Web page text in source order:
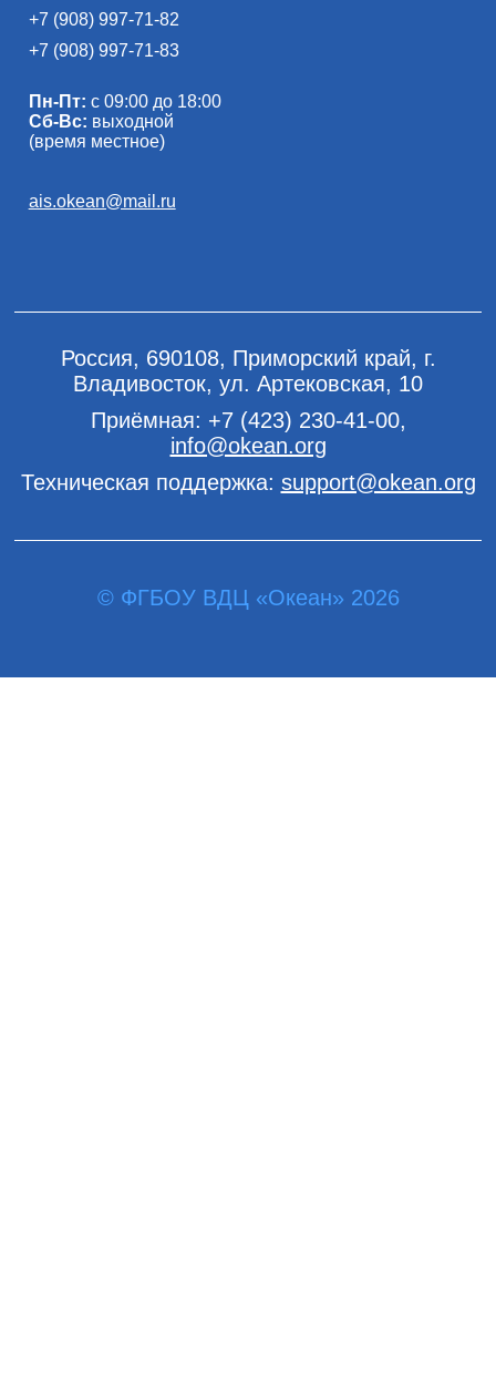
+7 (908) 997-71-82
+7 (908) 997-71-83
Пн-Пт: с 09:00 до 18:00
Сб-Вс: выходной
(время местное)
ais.okean@mail.ru
Россия, 690108, Приморский край, г.
Владивосток, ул. Артековская, 10
Приёмная: +7 (423) 230-41-00,
info@okean.org
Техническая поддержка: support@okean.org
© ФГБОУ ВДЦ «Океан» 2026